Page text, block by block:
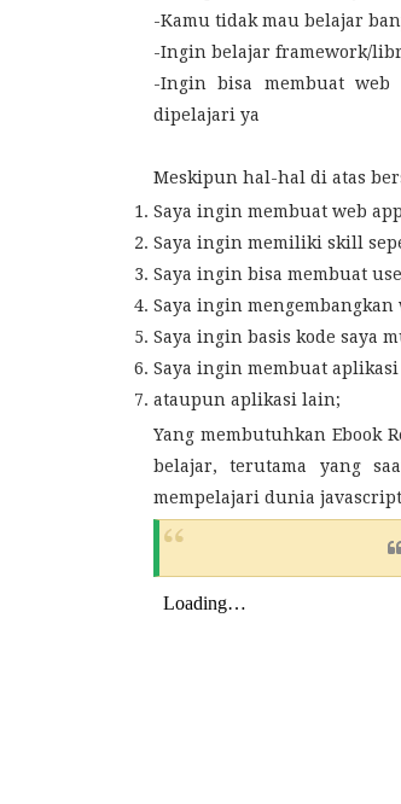
-Kamu tidak mau belajar
-Ingin belajar framework/
-Ingin bisa membuat
dipelajari ya
Meskipun hal-hal di atas
Saya ingin membuat web
Saya ingin memiliki skill
Saya ingin bisa membuat
Saya ingin
Saya ingin basis kode saya
Saya ingin membuat
ataupun aplikasi lain;
Yang membutuhkan Ebook
belajar, terutama yang
mempelajari dunia